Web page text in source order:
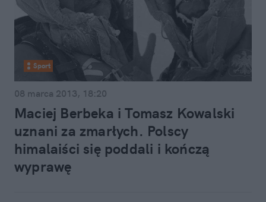
Sport
08 marca 2013, 18:20
Maciej Berbeka i Tomasz Kowalski
uznani za zmarłych. Polscy
himalaiści się poddali i kończą
wyprawę